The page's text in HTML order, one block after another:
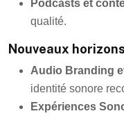
Podcasts et
qualité.
Nouveaux
Audio Branding
identité sonore
Expériences